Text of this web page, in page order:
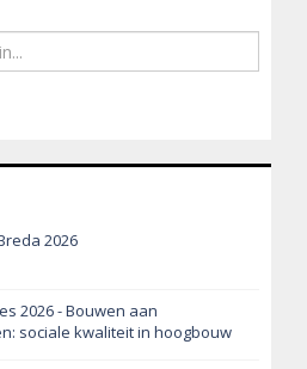
2026
2026 - Bouwen aan
sociale kwaliteit in hoogbouw